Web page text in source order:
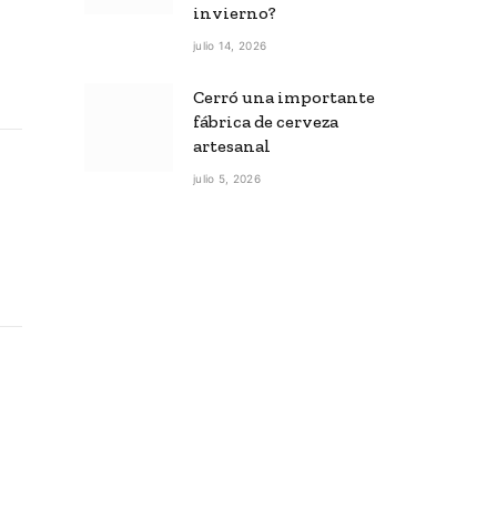
invierno?
julio 14, 2026
Cerró una importante
fábrica de cerveza
artesanal
julio 5, 2026